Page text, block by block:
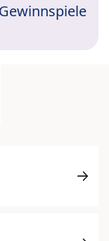
Gewinnspiele